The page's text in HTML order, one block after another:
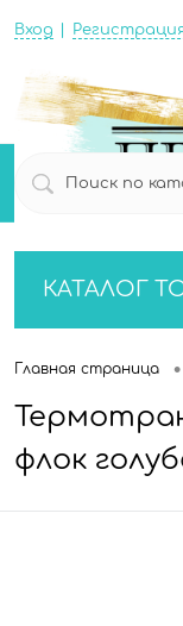
Вход
КАТАЛОГ
Главная страница •
флок